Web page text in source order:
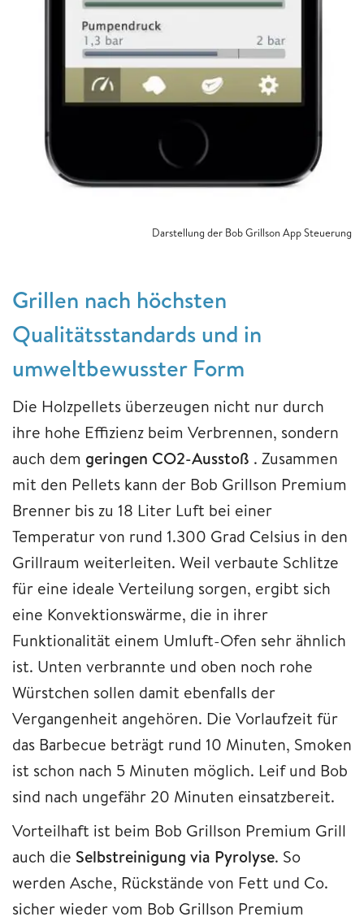
Darstellung der Bob Grillson App Steuerung
Grillen nach höchsten
Qualitätsstandards und in
umweltbewusster Form
Die Holzpellets überzeugen nicht nur durch
ihre hohe Effizienz beim Verbrennen, sondern
auch dem geringen CO2-Ausstoß . Zusammen
mit den Pellets kann der Bob Grillson Premium
Brenner bis zu 18 Liter Luft bei einer
Temperatur von rund 1.300 Grad Celsius in den
Grillraum weiterleiten. Weil verbaute Schlitze
für eine ideale Verteilung sorgen, ergibt sich
eine Konvektionswärme, die in ihrer
Funktionalität einem Umluft-Ofen sehr ähnlich
ist. Unten verbrannte und oben noch rohe
Würstchen sollen damit ebenfalls der
Vergangenheit angehören. Die Vorlaufzeit für
das Barbecue beträgt rund 10 Minuten, Smoken
ist schon nach 5 Minuten möglich. Leif und Bob
sind nach ungefähr 20 Minuten einsatzbereit.
Vorteilhaft ist beim Bob Grillson Premium Grill
auch die Selbstreinigung via Pyrolyse. So
werden Asche, Rückstände von Fett und Co.
sicher wieder vom Bob Grillson Premium